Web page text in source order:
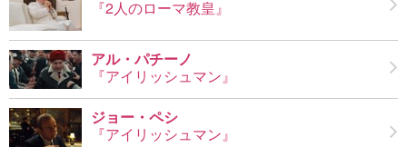
『2人のローマ教皇』
アル・パチーノ
『アイリッシュマン』
ジョー・ペシ
『アイリッシュマン』